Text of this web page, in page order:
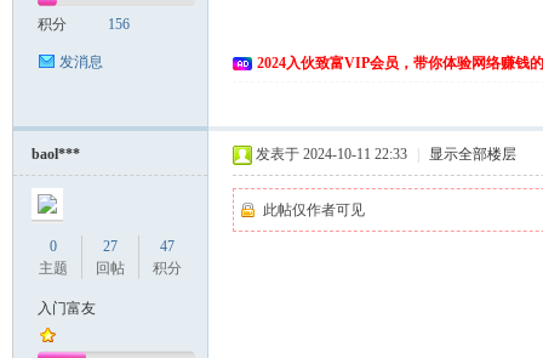
积分 156
发消息 2024入伙致富VIP会员，带你体验网络赚钱
baol***
0
主题
27
回帖
47
积分
入门富友
发表于 2024-10-11 22:33 显示全部楼层
此帖仅作者可见